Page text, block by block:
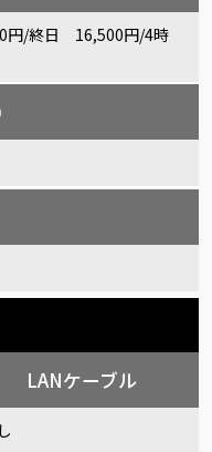
/終日 16,500円/4時
LANケーブル